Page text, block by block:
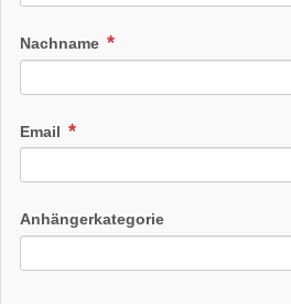
Nachname
Email
Anhängerkategorie